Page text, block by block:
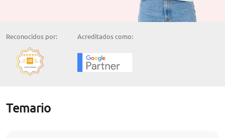
Reconocidos por: Acreditados como:
Temario